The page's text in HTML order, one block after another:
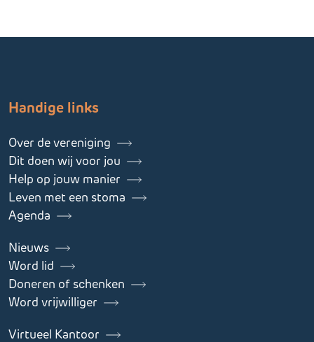
Handige links
Over de vereniging
Dit doen wij voor jou
Help op jouw manier
Leven met een stoma
Agenda
Nieuws
Word lid
Doneren of schenken
Word vrijwilliger
Virtueel Kantoor